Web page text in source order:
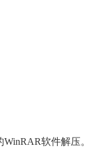
软件解压。